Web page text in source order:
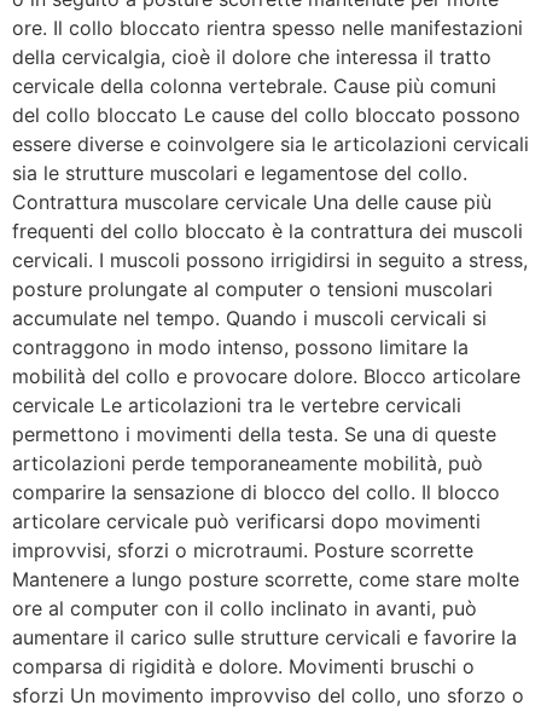
ore. Il collo bloccato rientra spesso nelle manifestazioni
della cervicalgia, cioè il dolore che interessa il tratto
cervicale della colonna vertebrale. Cause più comuni
del collo bloccato Le cause del collo bloccato possono
essere diverse e coinvolgere sia le articolazioni cervicali
sia le strutture muscolari e legamentose del collo.
Contrattura muscolare cervicale Una delle cause più
frequenti del collo bloccato è la contrattura dei muscoli
cervicali. I muscoli possono irrigidirsi in seguito a stress,
posture prolungate al computer o tensioni muscolari
accumulate nel tempo. Quando i muscoli cervicali si
contraggono in modo intenso, possono limitare la
mobilità del collo e provocare dolore. Blocco articolare
cervicale Le articolazioni tra le vertebre cervicali
permettono i movimenti della testa. Se una di queste
articolazioni perde temporaneamente mobilità, può
comparire la sensazione di blocco del collo. Il blocco
articolare cervicale può verificarsi dopo movimenti
improvvisi, sforzi o microtraumi. Posture scorrette
Mantenere a lungo posture scorrette, come stare molte
ore al computer con il collo inclinato in avanti, può
aumentare il carico sulle strutture cervicali e favorire la
comparsa di rigidità e dolore. Movimenti bruschi o
sforzi Un movimento improvviso del collo, uno sforzo o